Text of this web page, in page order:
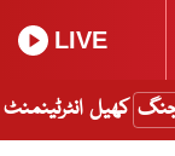
LIVE
جنگ کھیل انٹرٹینمنٹ